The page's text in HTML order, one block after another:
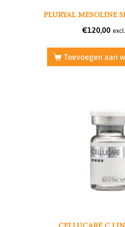
PLURYAL MESOLINE
€120,00
Toevoegen aan